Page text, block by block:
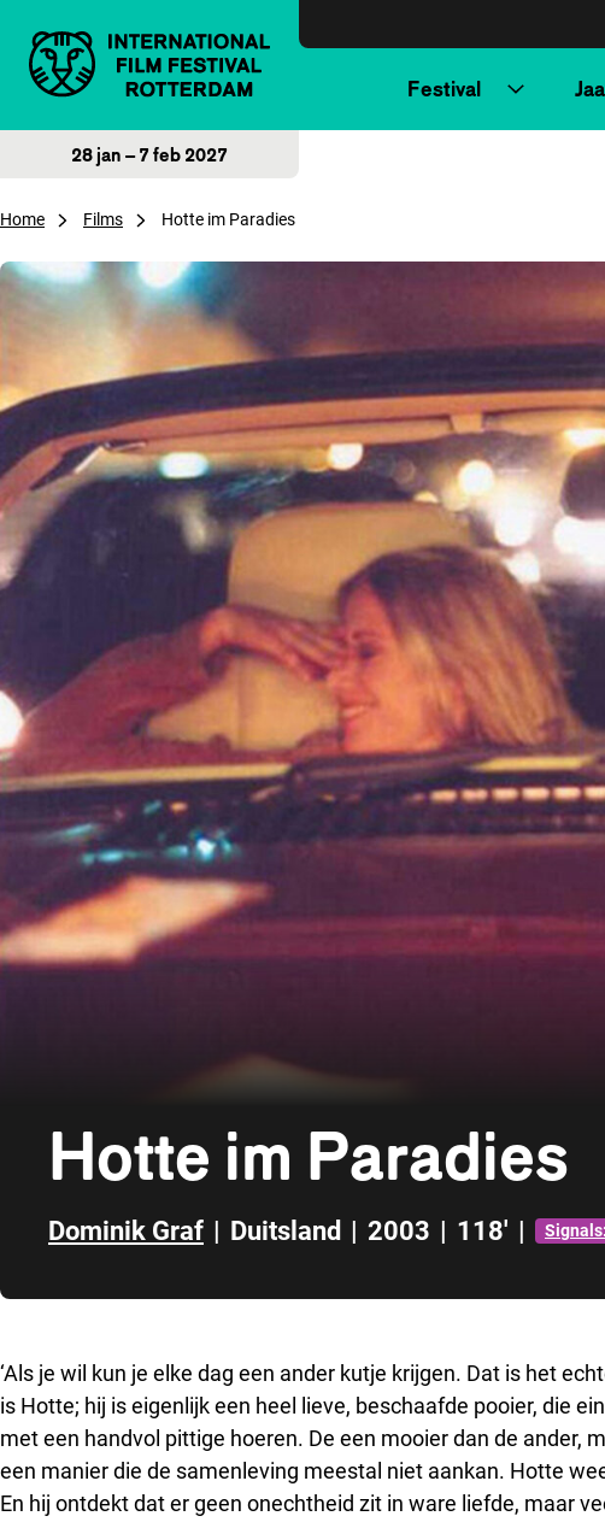
Festival
28 jan – 7 feb 2027
Home Films Hotte im Paradies
Hotte im Paradies
Dominik Graf | Duitsland | 2003 | 118' |
‘Als je wil kun je elke dag een ander kutje krijgen. Dat is het
is Hotte; hij is eigenlijk een heel lieve, beschaafde pooier, die
met een handvol pittige hoeren. De een mooier dan de ander,
een manier die de samenleving meestal niet aankan. Hotte
En hij ontdekt dat er geen onechtheid zit in ware liefde, maar